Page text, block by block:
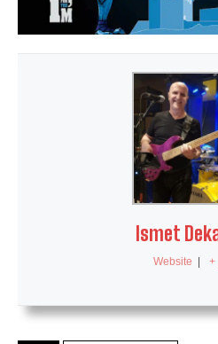
Ismet
Website +